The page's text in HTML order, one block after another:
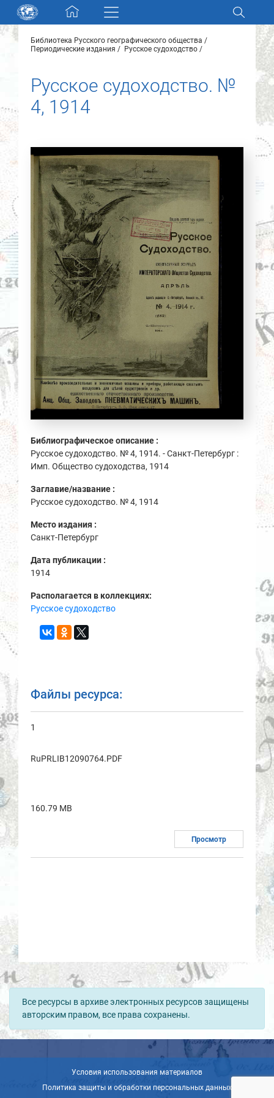
Skip navigation
Разделы и коллекции
Электронный каталог
Новости
О нас
Контакты
Партнеры
Найти
Библиотека Русского географического общества
Периодические издания
Русское судоходство
Русское судоходство. №
4, 1914
Библиографическое описание :
Русское судоходство. № 4, 1914. - Санкт-Петербург :
Имп. Общество судоходства, 1914
Заглавие/название :
Русское судоходство. № 4, 1914
Место издания :
Санкт-Петербург
Дата публикации :
1914
Располагается в коллекциях:
Русское судоходство
Файлы ресурса:
1
RuPRLIB12090764.PDF
160.79 MB
Просмотр
Все ресурсы в архиве электронных ресурсов защищены
авторским правом, все права сохранены.
Условия использования материалов
Политика защиты и обработки персональных данных